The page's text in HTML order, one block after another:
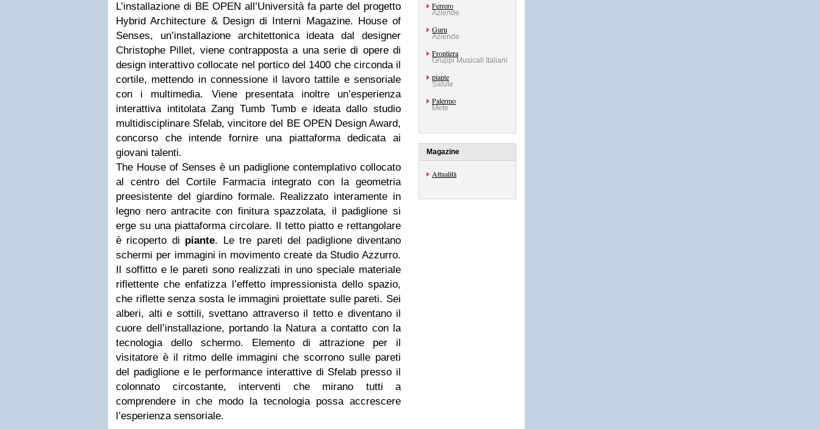
L’installazione di BE OPEN all’Università fa parte del progetto
Hybrid Architecture & Design di Interni Magazine. House of
Senses, un’installazione architettonica ideata dal designer
Christophe Pillet, viene contrapposta a una serie di opere di
design interattivo collocate nel portico del 1400 che circonda il
cortile, mettendo in connessione il lavoro tattile e sensoriale
con i multimedia. Viene presentata inoltre un’esperienza
interattiva intitolata Zang Tumb Tumb e ideata dallo studio
multidisciplinare Sfelab, vincitore del BE OPEN Design Award,
concorso che intende fornire una piattaforma dedicata ai
giovani talenti.
The House of Senses è un padiglione contemplativo collocato
al centro del Cortile Farmacia integrato con la geometria
preesistente del giardino formale. Realizzato interamente in
legno nero antracite con finitura spazzolata, il padiglione si
erge su una piattaforma circolare. Il tetto piatto e rettangolare
è ricoperto di piante. Le tre pareti del padiglione diventano
schermi per immagini in movimento create da Studio Azzurro.
Il soffitto e le pareti sono realizzati in uno speciale materiale
riflettente che enfatizza l’effetto impressionista dello spazio,
che riflette senza sosta le immagini proiettate sulle pareti. Sei
alberi, alti e sottili, svettano attraverso il tetto e diventano il
cuore dell’installazione, portando la Natura a contatto con la
tecnologia dello schermo. Elemento di attrazione per il
visitatore è il ritmo delle immagini che scorrono sulle pareti
del padiglione e le performance interattive di Sfelab presso il
colonnato circostante, interventi che mirano tutti a
comprendere in che modo la tecnologia possa accrescere
l’esperienza sensoriale.
Ferrero
Aziende
Guru
Aziende
Frontiera
Gruppi Musicali Italiani
piante
Salute
Palermo
Mete
Magazine
Attualità